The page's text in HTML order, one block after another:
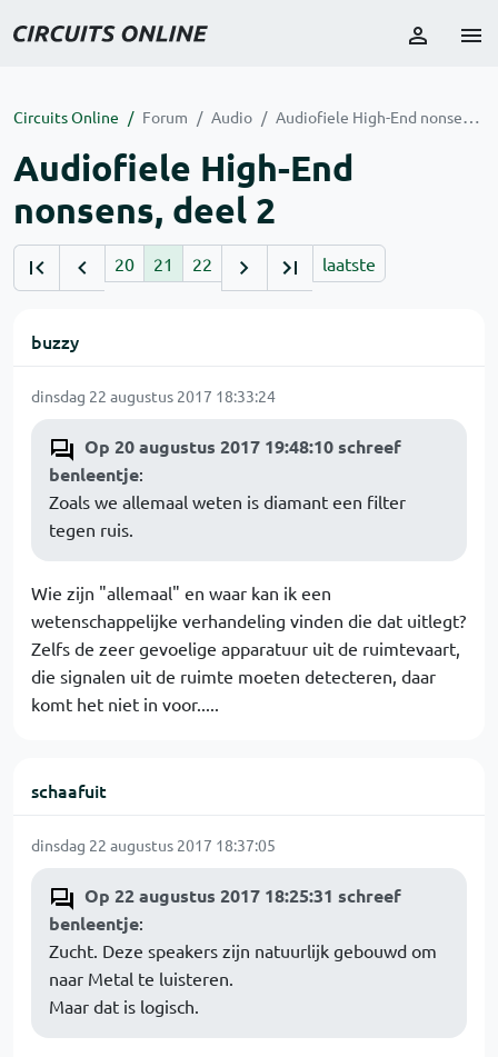
Circuits Online Forum Audio Audiofiele High-End nonsens, deel 2
Audiofiele High-End
nonsens, deel 2
20 21 22 laatste
buzzy
dinsdag 22 augustus 2017 18:33:24
Op 20 augustus 2017 19:48:10 schreef
benleentje:
Zoals we allemaal weten is diamant een filter
tegen ruis.
Wie zijn "allemaal" en waar kan ik een
wetenschappelijke verhandeling vinden die dat uitlegt?
Zelfs de zeer gevoelige apparatuur uit de ruimtevaart,
die signalen uit de ruimte moeten detecteren, daar
komt het niet in voor.....
schaafuit
dinsdag 22 augustus 2017 18:37:05
Op 22 augustus 2017 18:25:31 schreef
benleentje:
Zucht. Deze speakers zijn natuurlijk gebouwd om
naar Metal te luisteren.
Maar dat is logisch.